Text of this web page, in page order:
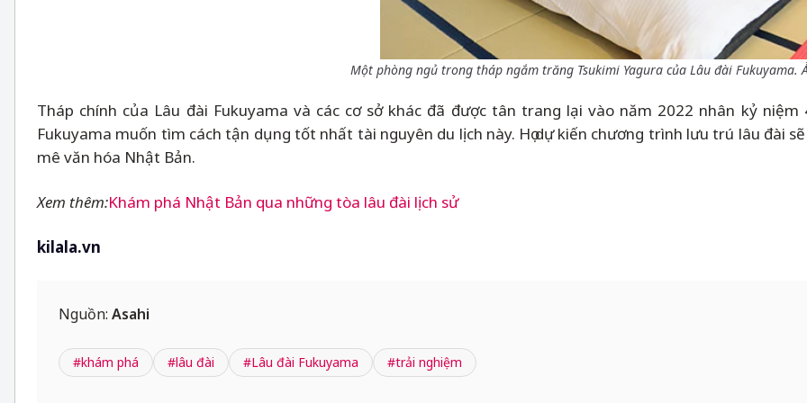
Một phòng ngủ trong tháp ngắm trăng Tsukimi Yagura của Lâu đài Fukuyama.
Tháp chính của Lâu đài Fukuyama và các cơ sở khác đã được tân trang lại vào năm 2022 nhân kỷ
Fukuyama muốn tìm cách tận dụng tốt nhất tài nguyên du lịch này. Họ dự kiến chương trình lưu trú lâu đài
mê văn hóa Nhật Bản.
Xem thêm:Khám phá Nhật Bản qua những tòa lâu đài lịch sử
kilala.vn
Nguồn: Asahi
#khám phá #lâu đài #Lâu đài Fukuyama #trải nghiệm